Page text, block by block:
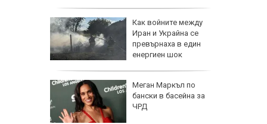
Как войните между
Иран и Украйна се
превърнаха в един
енергиен шок
Меган Маркъл по
бански в басейна за
ЧРД